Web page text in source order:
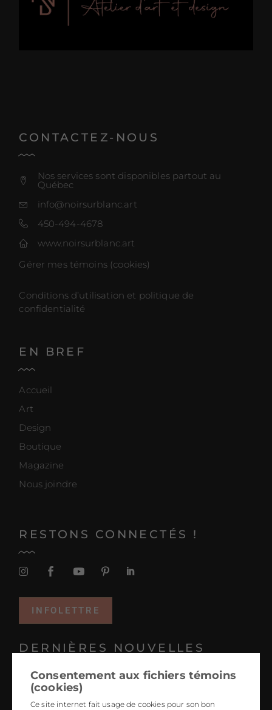
CONTACTEZ-NOUS
Nos services sont disponibles partout au
Québec
info@noirsurblanc.art
450-494-4678
www.noirsurblanc.art
Gérer mes témoins (cookies)
Conditions d’utilisation et politique de
confidentialité
EN BREF
Accueil
Art
Design
Boutique
Magazine
Nous joindre
RESTONS CONNECTÉS !
INFOLETTRE
DERNIÈRES NOUVELLES
Projets coup de coeur 2025
Tendances 2026 : le design hyper personnalisé
Consentement aux fichiers témoins
(cookies)
Ce site internet fait usage de cookies pour son bon